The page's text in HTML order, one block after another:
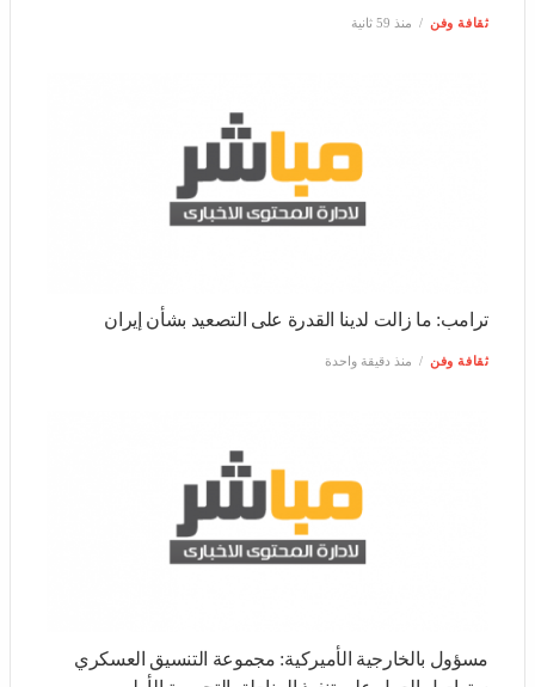
ترامب: ما زالت لدينا القدرة على التصعيد بشأن إيران
مسؤول بالخارجية الأميركية: مجموعة التنسيق العسكري